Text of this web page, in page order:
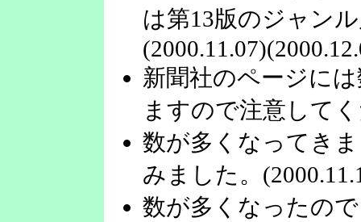
は第13版のジャン
新聞社のページに
ますので注意して
数が多くなってき
みました。
数が多くなったの